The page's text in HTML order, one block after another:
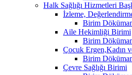
Halk Sağlığı Hizmetleri
İzleme,
Birim
Aile Hekimliği Birimi
Birim
Çocuk Ergen,Kadın
Birim
Çevre Sağlığı Birimi